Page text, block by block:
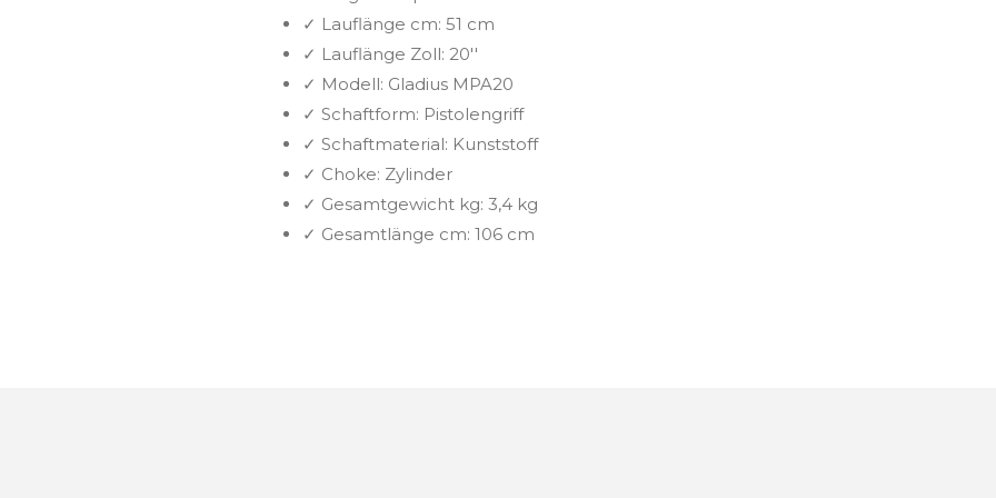
✓ Lauflänge cm: 51 cm
✓ Lauflänge Zoll: 20''
✓ Modell: Gladius MPA20
✓ Schaftform: Pistolengriff
✓ Schaftmaterial: Kunststoff
✓ Choke: Zylinder
✓ Gesamtgewicht kg: 3,4 kg
✓ Gesamtlänge cm: 106 cm